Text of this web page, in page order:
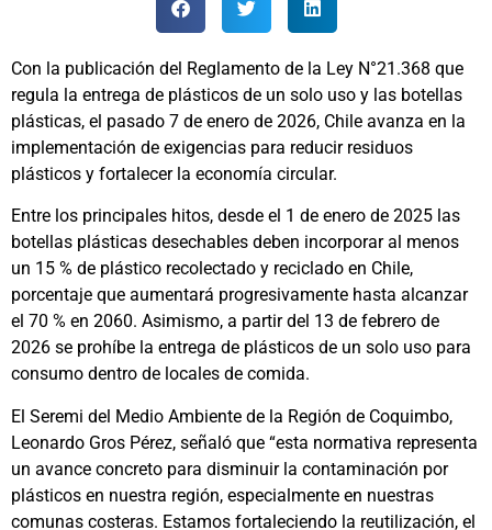
Con la publicación del Reglamento de la Ley N°21.368 que
regula la entrega de plásticos de un solo uso y las botellas
plásticas, el pasado 7 de enero de 2026, Chile avanza en la
implementación de exigencias para reducir residuos
plásticos y fortalecer la economía circular.
Entre los principales hitos, desde el 1 de enero de 2025 las
botellas plásticas desechables deben incorporar al menos
un 15 % de plástico recolectado y reciclado en Chile,
porcentaje que aumentará progresivamente hasta alcanzar
el 70 % en 2060. Asimismo, a partir del 13 de febrero de
2026 se prohíbe la entrega de plásticos de un solo uso para
consumo dentro de locales de comida.
El Seremi del Medio Ambiente de la Región de Coquimbo,
Leonardo Gros Pérez, señaló que “esta normativa representa
un avance concreto para disminuir la contaminación por
plásticos en nuestra región, especialmente en nuestras
comunas costeras. Estamos fortaleciendo la reutilización, el